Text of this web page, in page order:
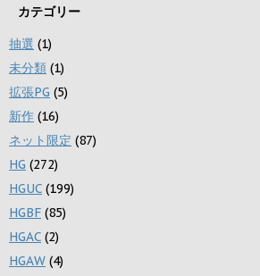
カテゴリー
抽選 (1)
未分類 (1)
拡張PG (5)
新作 (16)
ネット限定 (87)
HG (272)
HGUC (199)
HGBF (85)
HGAC (2)
HGAW (4)